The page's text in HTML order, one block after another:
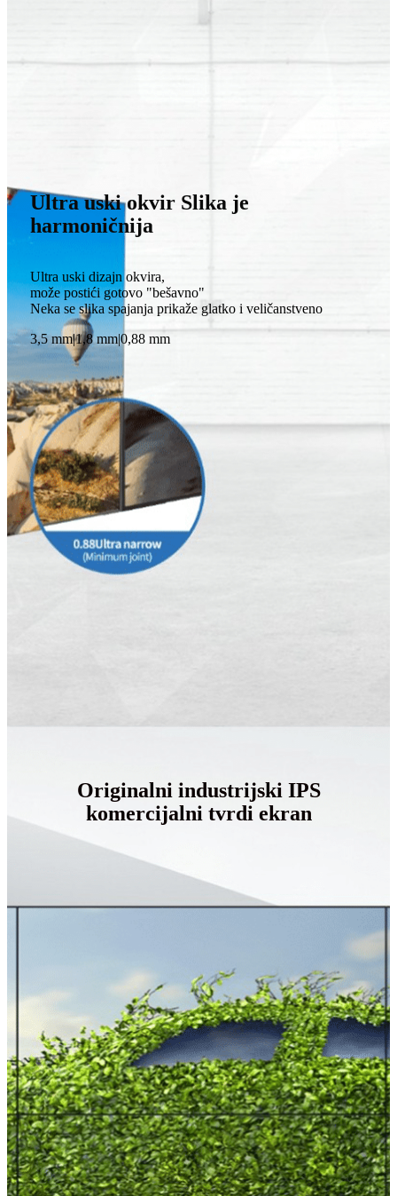
Ultra uski okvir Slika je
harmoničnija
Ultra uski dizajn okvira,
može postići gotovo "bešavno"
Neka se slika spajanja prikaže glatko i veličanstveno
3,5 mm|1,8 mm|0,88 mm
Originalni industrijski IPS
komercijalni tvrdi ekran